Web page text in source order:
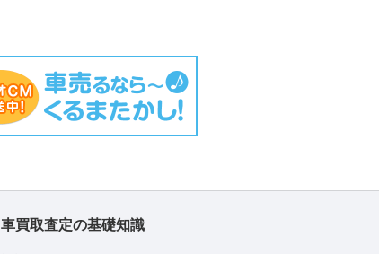
車買取査定の基礎知識